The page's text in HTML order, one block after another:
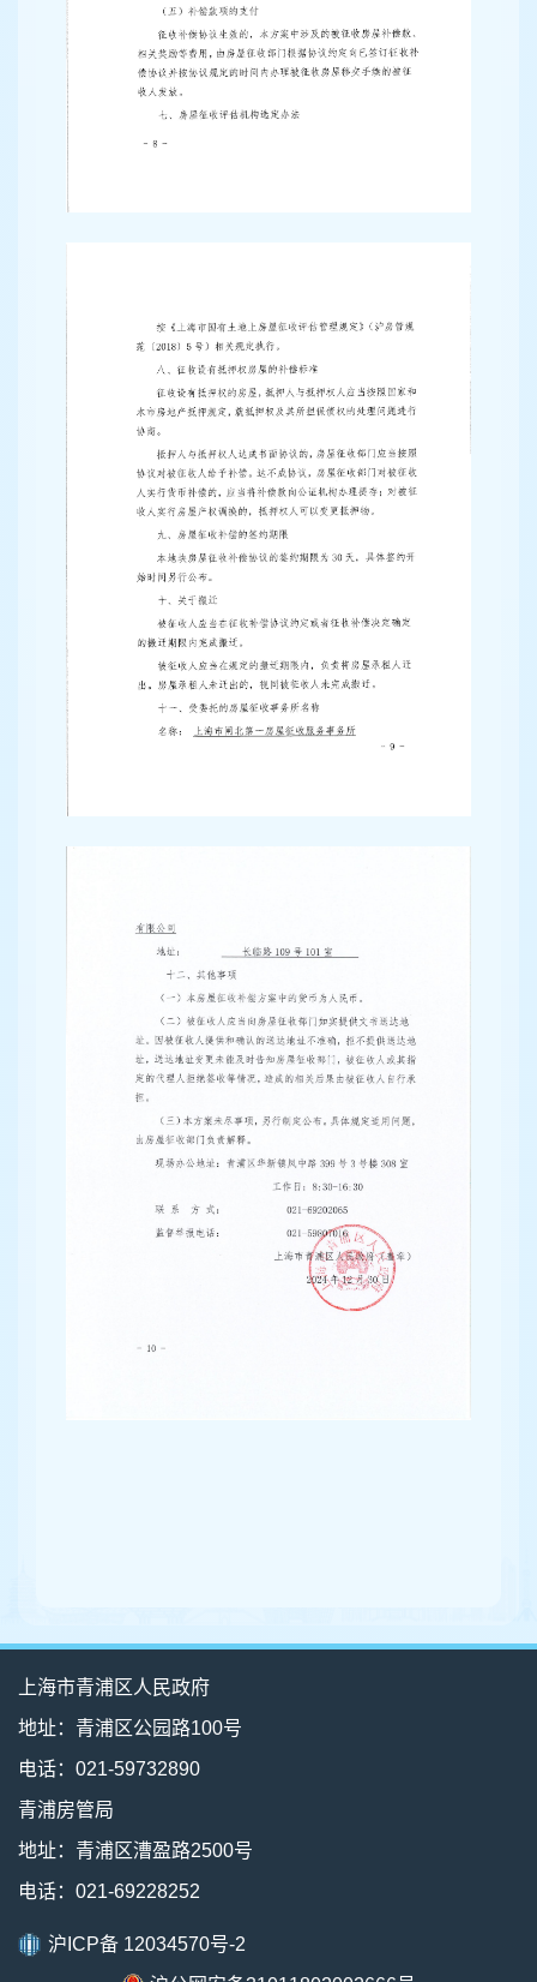
上海市青浦区人民政府
地址：青浦区公园路100号
电话：021-59732890
青浦房管局
地址：青浦区漕盈路2500号
电话：021-69228252
沪ICP备 12034570号-2